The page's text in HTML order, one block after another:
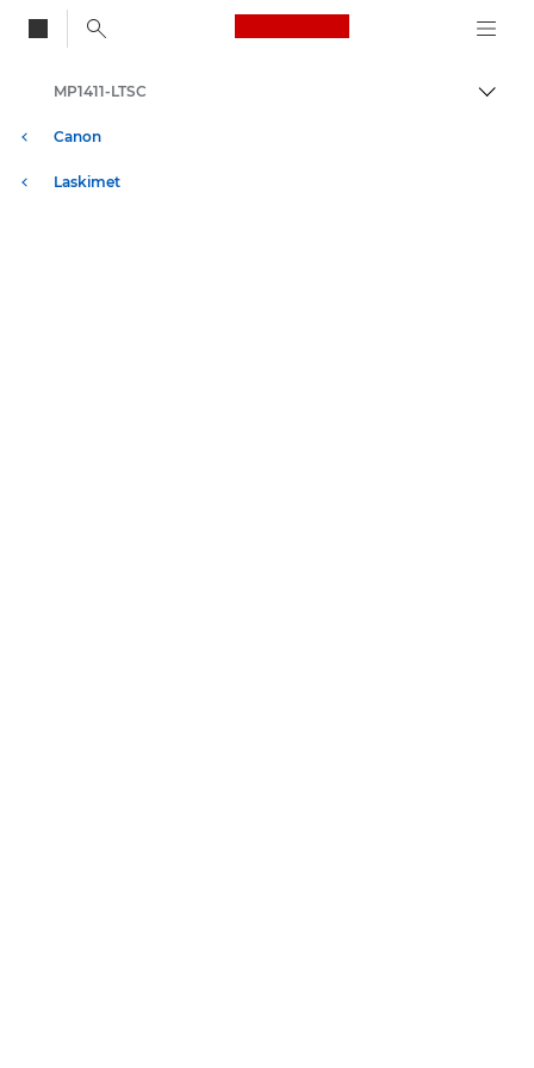
Canon Logo, back
Canon
Laskimet
MP1411-LTSC